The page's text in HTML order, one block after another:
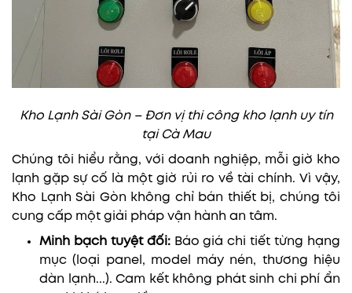
Kho Lạnh Sài Gòn – Đơn vị thi công kho lạnh uy tín
tại Cà Mau
Chúng tôi hiểu rằng, với doanh nghiệp, mỗi giờ kho
lạnh gặp sự cố là một giờ rủi ro về tài chính. Vì vậy,
Kho Lạnh Sài Gòn không chỉ bán thiết bị, chúng tôi
cung cấp một giải pháp vận hành an tâm.
Minh bạch tuyệt đối: Báo giá chi tiết từng hạng
mục (loại panel, model máy nén, thương hiệu
dàn lạnh...). Cam kết không phát sinh chi phí ẩn